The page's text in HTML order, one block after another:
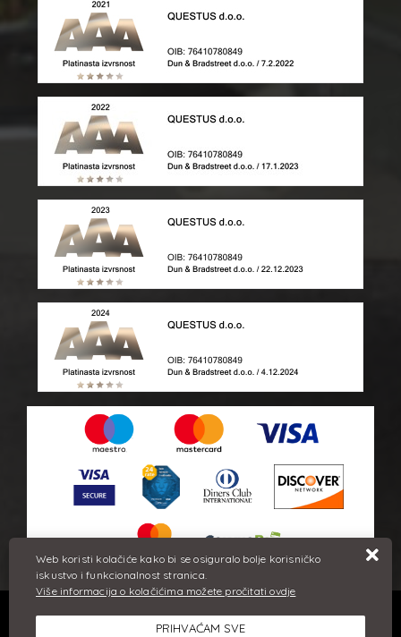
Sve cijene iskazane su u eurima i uključuju PDV. Trudimo se dati
što bolji i točniji opis i sliku. Unatoč tome, ne možemo
Web koristi kolačiće kako bi se osiguralo bolje korisničko
iskustvo i funkcionalnost stranica.
Više informacija o kolačićima možete pročitati ovdje
PRIHVAĆAM SVE